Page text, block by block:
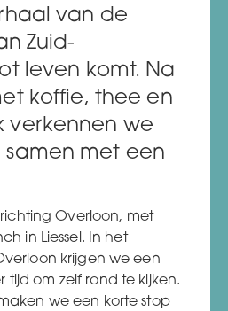
van de
Zuid-
leven komt. Na
koffie, thee en
we
samen met een
Overloon, met
in Liessel. In het
krijgen we een
tijd om zelf rond te kijken.
we een korte stop